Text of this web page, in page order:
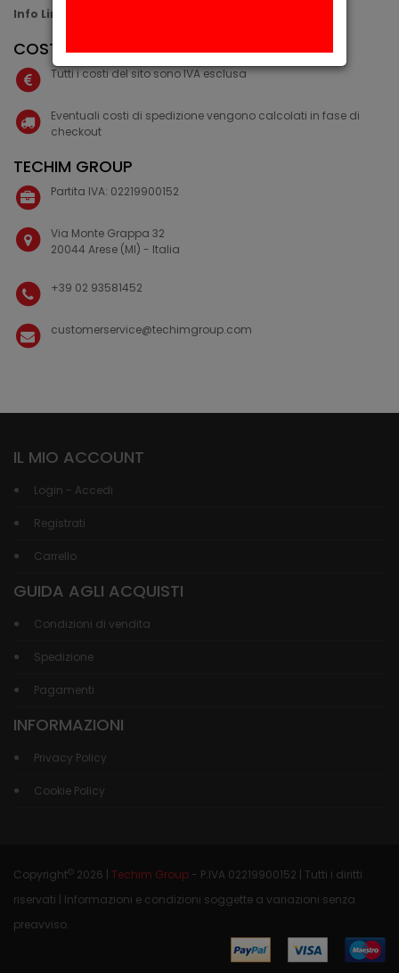
Info Line: +39 02 93581452
COSTI IVA E SPEDIZIONE
Tutti i costi del sito sono IVA esclusa
Eventuali costi di spedizione vengono calcolati in fase di
checkout
TECHIM GROUP
Partita IVA: 02219900152
Via Monte Grappa 32
20044 Arese (MI) - Italia
+39 02 93581452
customerservice@techimgroup.com
IL MIO ACCOUNT
Login - Accedi
Registrati
Carrello
GUIDA AGLI ACQUISTI
Condizioni di vendita
Spedizione
Pagamenti
INFORMAZIONI
Privacy Policy
Cookie Policy
Copyright© 2026 | Techim Group - P.IVA 02219900152 | Tutti i diritti
riservati | Informazioni e condizioni soggette a variazioni senza
preavviso.